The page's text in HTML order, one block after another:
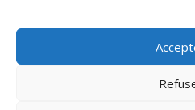
et de
Mentions